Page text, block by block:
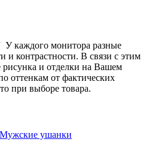
У каждого монитора разные
и контрастности. В связи с этим
рисунка и отделки на Вашем
оттенкам от фактических
при выборе товара.
Мужские ушанки